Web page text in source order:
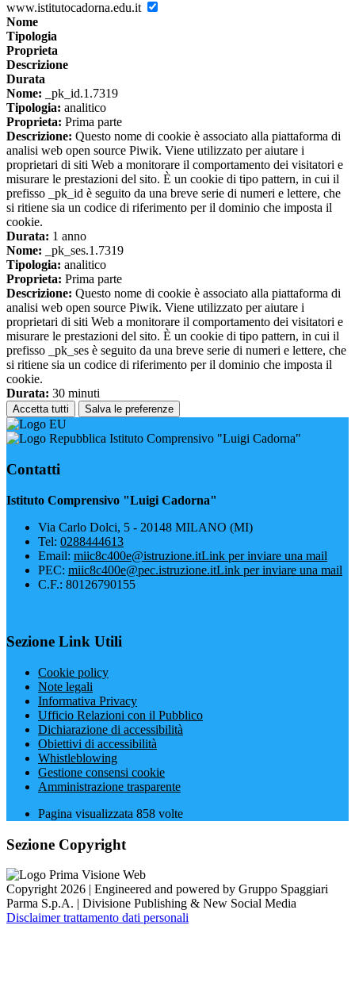
www.istitutocadorna.edu.it
Nome
Tipologia
Proprieta
Descrizione
Durata
Nome: _pk_id.1.7319
Tipologia: analitico
Proprieta: Prima parte
Descrizione: Questo nome di cookie è associato alla piattaforma di
analisi web open source Piwik. Viene utilizzato per aiutare i
proprietari di siti Web a monitorare il comportamento dei visitatori e
misurare le prestazioni del sito. È un cookie di tipo pattern, in cui il
prefisso _pk_id è seguito da una breve serie di numeri e lettere, che
si ritiene sia un codice di riferimento per il dominio che imposta il
cookie.
Durata: 1 anno
Nome: _pk_ses.1.7319
Tipologia: analitico
Proprieta: Prima parte
Descrizione: Questo nome di cookie è associato alla piattaforma di
analisi web open source Piwik. Viene utilizzato per aiutare i
proprietari di siti Web a monitorare il comportamento dei visitatori e
misurare le prestazioni del sito. È un cookie di tipo pattern, in cui il
prefisso _pk_ses è seguito da una breve serie di numeri e lettere, che
si ritiene sia un codice di riferimento per il dominio che imposta il
cookie.
Durata: 30 minuti
Accetta tutti Salva le preferenze
Istituto Comprensivo "Luigi Cadorna"
Contatti
Istituto Comprensivo "Luigi Cadorna"
Via Carlo Dolci, 5 - 20148 MILANO (MI)
Tel: 0288444613
Email: miic8c400e@istruzione.itLink per inviare una mail
PEC: miic8c400e@pec.istruzione.itLink per inviare una mail
C.F.: 80126790155
Sezione Link Utili
Cookie policy
Note legali
Informativa Privacy
Ufficio Relazioni con il Pubblico
Dichiarazione di accessibilità
Obiettivi di accessibilità
Whistleblowing
Gestione consensi cookie
Amministrazione trasparente
Pagina visualizzata 858 volte
Sezione Copyright
Copyright 2026 | Engineered and powered by Gruppo Spaggiari
Parma S.p.A. | Divisione Publishing & New Social Media
Disclaimer trattamento dati personali